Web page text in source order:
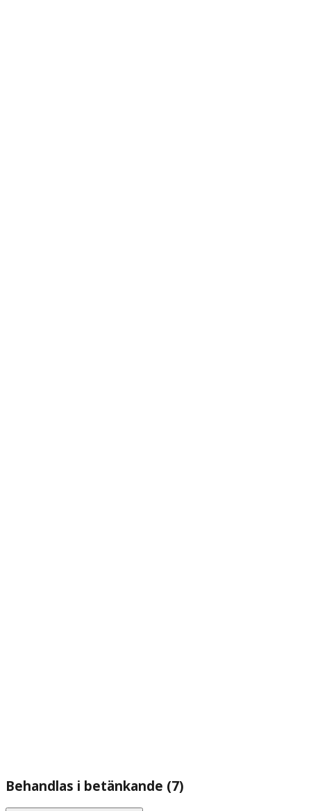
Behandlas i betänkande (7)